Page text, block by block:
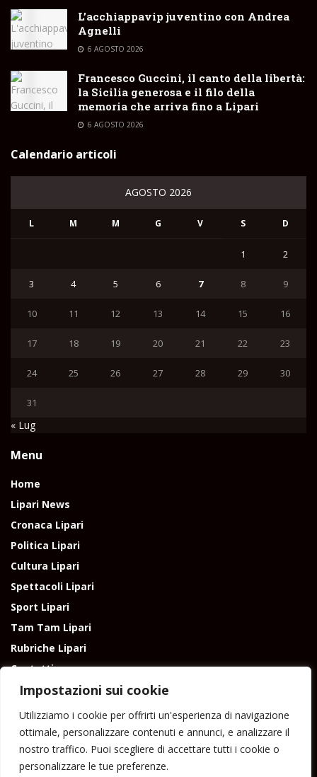
Impostazioni sui cookie
Utilizziamo i cookie per offrirti un'esperienza di navigazione
ottimale, personalizzare contenuti e annunci, e analizzare il
nostro traffico. Puoi scegliere di accettare tutti i cookie o
personalizzare le tue preferenze.
L’acchiappavip juventino con Andrea
Agnelli
6 AGOSTO 2026
Francesco Guccini, il canto della libertà:
la Sicilia generosa e il filo della
memoria che arriva fino a Lipari
6 AGOSTO 2026
Calendario articoli
AGOSTO 2026
L M M G V S D
1 2
3 4 5 6 7 8 9
10 11 12 13 14 15 16
17 18 19 20 21 22 23
24 25 26 27 28 29 30
31
« Lug
Menu
Home
Lipari News
Cronaca Lipari
Politica Lipari
Cultura Lipari
Spettacoli Lipari
Sport Lipari
Tam Tam Lipari
Rubriche Lipari
Contatti
Direttore responsabile: Peppe Paino - Eolmedia, via Zinzolo, 20 - 980555 -
Lipari (Me) - Tel. 3924544698 e-mail: giornaledilipari@gmail.com -